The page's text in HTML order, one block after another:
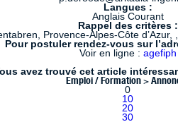
Langues :
Anglais Courant
Rappel des critères :
Provence-Alpes-Côte d’Azur,
Pour postuler rendez-vous sur
Voir en ligne : agefiph
avez trouvé cet article
Emploi / Formation >
0
10
20
30